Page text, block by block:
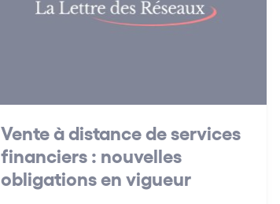
Vente à distance de services
financiers : nouvelles
obligations en vigueur